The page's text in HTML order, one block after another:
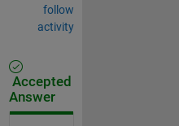
follow
activity
Accepted
Answer